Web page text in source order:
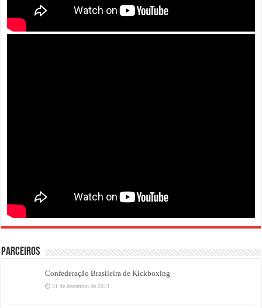
PARCEIROS
Confederação Brasileira de Kickboxing
31 de dezembro de 2013